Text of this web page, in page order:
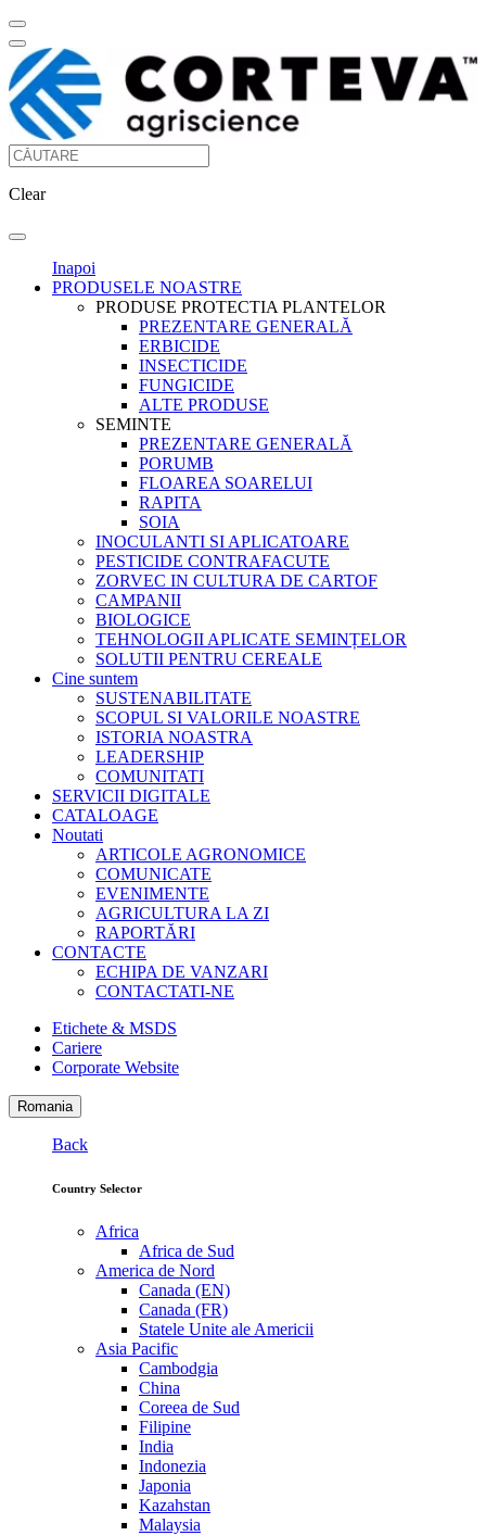
Clear
Inapoi
PRODUSELE NOASTRE
PRODUSE PROTECTIA PLANTELOR
PREZENTARE GENERALĂ
ERBICIDE
INSECTICIDE
FUNGICIDE
ALTE PRODUSE
SEMINTE
PREZENTARE GENERALĂ
PORUMB
FLOAREA SOARELUI
RAPITA
SOIA
INOCULANTI SI APLICATOARE
PESTICIDE CONTRAFACUTE
ZORVEC IN CULTURA DE CARTOF
CAMPANII
BIOLOGICE
TEHNOLOGII APLICATE SEMINȚELOR
SOLUTII PENTRU CEREALE
Cine suntem
SUSTENABILITATE
SCOPUL SI VALORILE NOASTRE
ISTORIA NOASTRA
LEADERSHIP
COMUNITATI
SERVICII DIGITALE
CATALOAGE
Noutati
ARTICOLE AGRONOMICE
COMUNICATE
EVENIMENTE
AGRICULTURA LA ZI
RAPORTĂRI
CONTACTE
ECHIPA DE VANZARI
CONTACTATI-NE
Etichete & MSDS
Cariere
Corporate Website
Romania
Back
Country Selector
Africa
Africa de Sud
America de Nord
Canada (EN)
Canada (FR)
Statele Unite ale Americii
Asia Pacific
Cambodgia
China
Coreea de Sud
Filipine
India
Indonezia
Japonia
Kazahstan
Malaysia